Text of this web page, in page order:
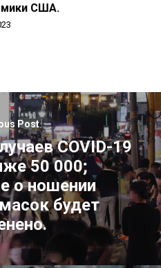
США.
Post
COVID-19
50 000;
о ношении
будет